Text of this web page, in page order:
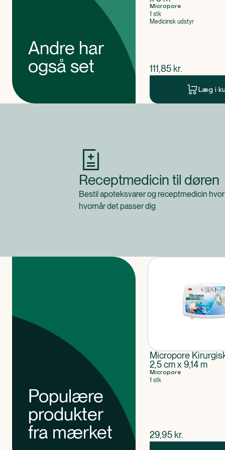
Andre har
også set
Micropore
1 stk
Medicinsk udstyr
$nuværende pris
111,85 kr.
Læg i
Receptmedicin til døren
Bestil apoteksvarer og receptmedicin
hvornår det passer dig
Populære
produkter
fra mærket
Micropore
2,5 cm x 9,14 m
Micropore
1 stk
$nuværende pris
29,95 kr.